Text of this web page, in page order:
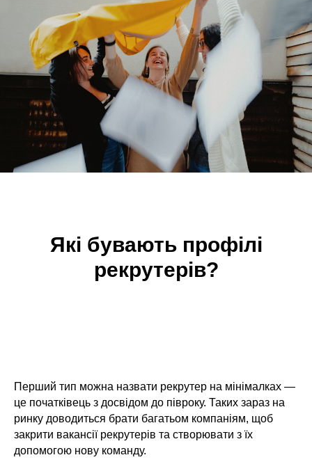
Які бувають профілі
рекрутерів?
Перший тип можна назвати рекрутер на мінімалках —
це початківець з досвідом до півроку. Таких зараз на
ринку доводиться брати багатьом компаніям, щоб
закрити вакансії рекрутерів та створювати з їх
допомогою нову команду.